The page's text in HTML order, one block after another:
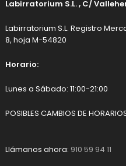
Labirratorium S.L. , C/
Labirratorium S.L. Registro
8, hoja M-54820
Horario:
Lunes a Sábado: 11:00-21:00
POSIBLES CAMBIOS DE
Llámanos ahora: 910 59 94 11